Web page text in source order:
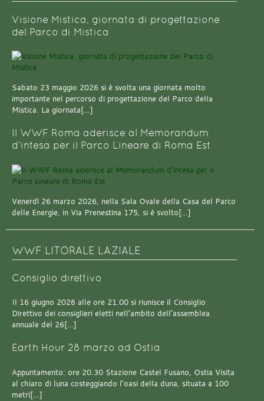
Visione Mistica, giornata di progettazione
del Parco di Mistica
Sabato 23 maggio 2026 si è svolta una giornata molto
importante nel percorso di progettazione del Parco della
Mistica. La giornata[…]
Il WWF Roma aderisce al Memorandum
d’intesa per il Parco Lineare di Roma Est
Venerdì 26 marzo 2026, nella Sala Ovale della Casa del Parco
delle Energie, in Via Prenestina 175, si è svolto[…]
WWF LITORALE LAZIALE
Consiglio direttivo
Il 16 giugno 2026 alle ore 21.00 si riunisce il Consiglio
Direttivo dei consiglieri eletti nell’ambito dell’assemblea
annuale del 26[…]
Earth Hour 28 marzo ad Ostia
Appuntamento: ore 20.30 Stazione Castel Fusano, Ostia Visita
al chiaro di luna costeggiando l’oasi della duna, situata a 100
metri[…]